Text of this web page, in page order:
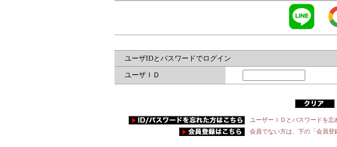
ユーザIDとパスワードでログイン
ユーザＩＤ
ユーザーＩＤとパスワードを忘
会員でない方は、下の「会員登